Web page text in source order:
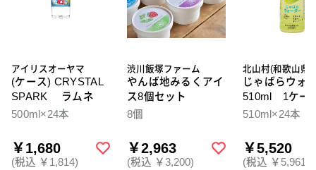
アイリスオーヤマ
(ケース) CRYSTAL
SPARK ラムネ
500ml×24本
￥1,680
(税込 ￥1,814)
渋川飯塚ファーム
やんば地みるくアイ
ス8個セット
8個
￥2,963
(税込 ￥3,200)
北山村(和歌山県)
じゃばらウォ
510ml 1ケー
本入
510ml×24本
￥5,520
(税込 ￥5,961)